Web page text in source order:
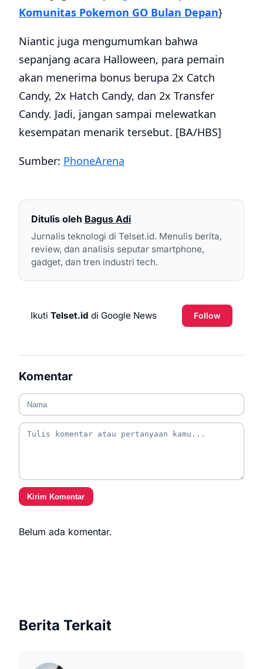
Komunitas Pokemon GO Bulan Depan}
Niantic juga mengumumkan bahwa
sepanjang acara Halloween, para pemain
akan menerima bonus berupa 2x Catch
Candy, 2x Hatch Candy, dan 2x Transfer
Candy. Jadi, jangan sampai melewatkan
kesempatan menarik tersebut. [BA/HBS]
Sumber: PhoneArena
Ditulis oleh Bagus Adi
Jurnalis teknologi di Telset.id. Menulis berita,
review, dan analisis seputar smartphone,
gadget, dan tren industri tech.
Ikuti Telset.id di Google News Follow
Komentar
Kirim Komentar
Belum ada komentar.
Berita Terkait